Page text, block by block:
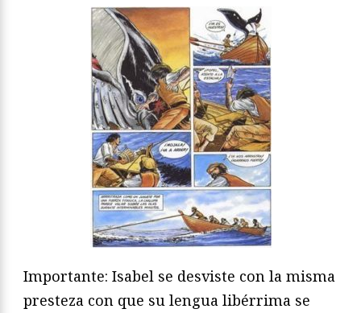
Importante: Isabel se desviste con la misma
presteza con que su lengua libérrima se